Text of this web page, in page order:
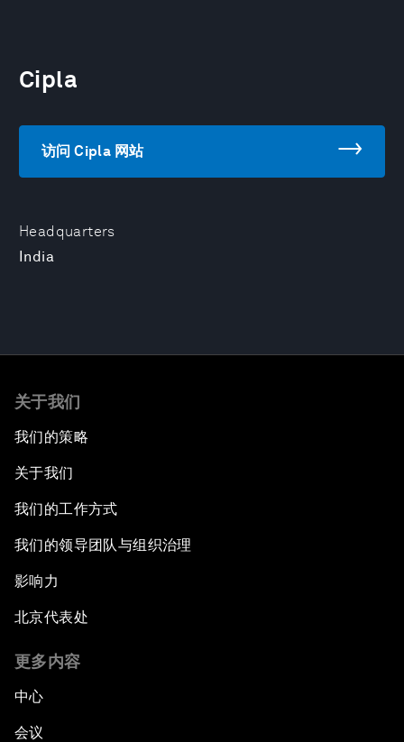
Headquarters
India
Cipla
访问 Cipla 网站
关于我们
我们的策略
关于我们
我们的工作方式
我们的领导团队与组织治理
影响力
北京代表处
更多内容
中心
会议